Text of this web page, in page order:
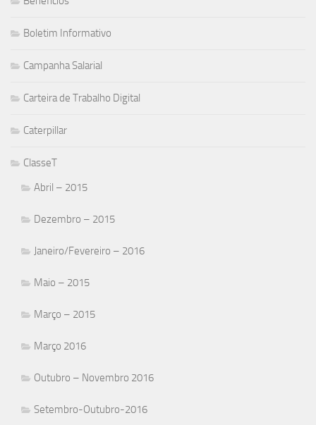
Boletim Informativo
Campanha Salarial
Carteira de Trabalho Digital
Caterpillar
ClasseT
Abril – 2015
Dezembro – 2015
Janeiro/Fevereiro – 2016
Maio – 2015
Março – 2015
Março 2016
Outubro – Novembro 2016
Setembro-Outubro-2016